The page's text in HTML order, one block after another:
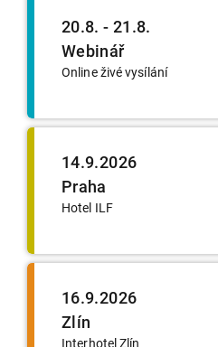
20.8. - 21.8.
Webinář
Online živé vysílání
14.9.2026
Praha
Hotel ILF
16.9.2026
Zlín
Interhotel Zlín